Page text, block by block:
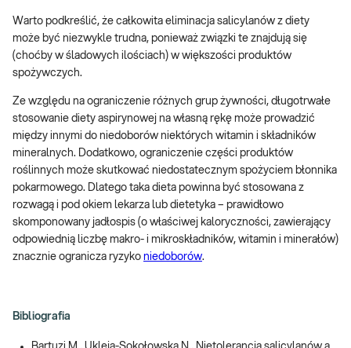
Warto podkreślić, że całkowita eliminacja salicylanów z diety
może być niezwykle trudna, ponieważ związki te znajdują się
(choćby w śladowych ilościach) w większości produktów
spożywczych.
Ze względu na ograniczenie różnych grup żywności, długotrwałe
stosowanie diety aspirynowej na własną rękę może prowadzić
między innymi do niedoborów niektórych witamin i składników
mineralnych. Dodatkowo, ograniczenie części produktów
roślinnych może skutkować niedostatecznym spożyciem błonnika
pokarmowego. Dlatego taka dieta powinna być stosowana z
rozwagą i pod okiem lekarza lub dietetyka – prawidłowo
skomponowany jadłospis (o właściwej kaloryczności, zawierający
odpowiednią liczbę makro- i mikroskładników, witamin i minerałów)
znacznie ogranicza ryzyko niedoborów.
Bibliografia